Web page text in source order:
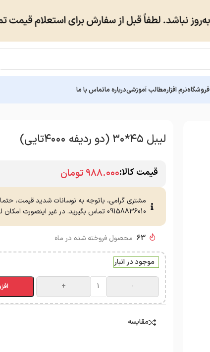
فروشگاهنرم افزارمطالب آموزشیدرباره ماتماس با ما
لیبل ۴۵*۳۰ (دو ردیفه ۴۰۰۰تایی)
قیمت کالا:۹۸۸.۰۰۰تومان
مشتری گرامی، باتوجه به نوسانات شدید قیمت،
09158836010 تماس بگیرید. در غیر اینصورت امکان لغو سفارش وجود خواهد داشت.
63 محصول فروخته شده در ماه
موجود در انبار
-
+
مقایسه